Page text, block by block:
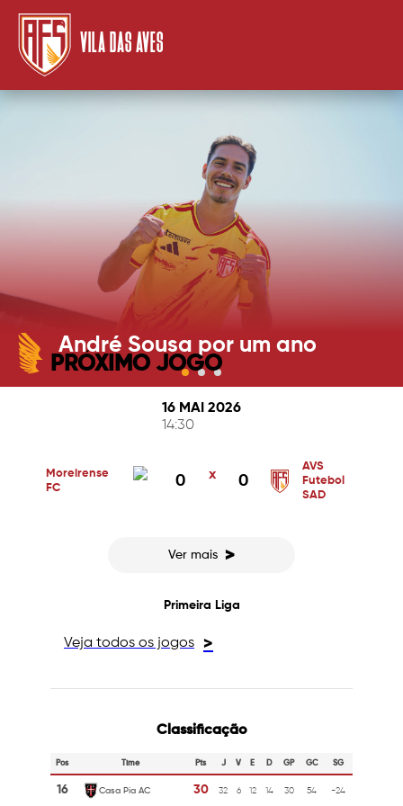
VILA DAS AVES
André Sousa por um ano
PRÓXIMO JOGO
16 MAI 2026
14:30
Moreirense
FC
0 x 0
AVS
Futebol
SAD
Ver mais >
Primeira Liga
Veja todos os jogos >
Classificação
Pos Time Pts J V E D GP GC SG
16 Casa Pia AC 30 32 6 12 14 30 54 -24